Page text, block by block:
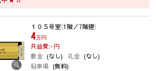
１０５号室（1階／7階建）
4万円
共益費:-円
敷金 (なし) 礼金 (なし)
駐車場 (無料)